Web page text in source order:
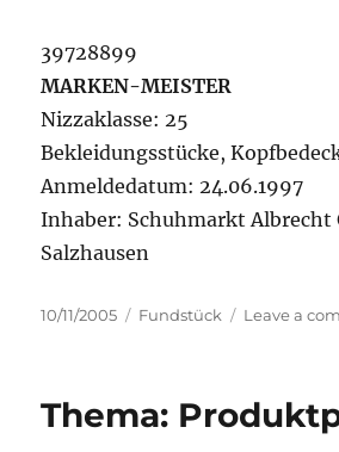
39728899
MARKEN-MEISTER
Nizzaklasse: 25
Bekleidungsstücke,
Anmeldedatum: 24.06.1997
Inhaber: Schuhmarkt Albrecht
Salzhausen
Posted
10/11/2005 Categories
Fundstück Leave a
Thema: